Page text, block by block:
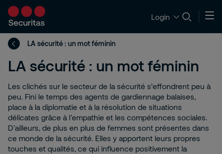
Login
LA sécurité : un mot féminin
LA sécurité : un mot féminin
Les clichés sur le secteur de la sécurité s'effondrent peu à
peu. Fini le temps des agents de gardiennage balaises,
place à la diplomatie et à la résolution de situations
délicates grâce à l’empathie et les compétences sociales.
D’ailleurs, de plus en plus de femmes sont présentes dans
ce monde de la sécurité. Elles y apportent leurs propres
touches et qualités, ce qui influence positivement la